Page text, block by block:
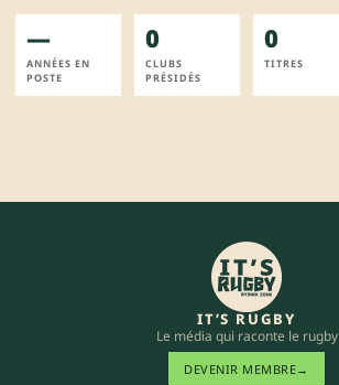
—
ANNÉES EN
POSTE
0
CLUBS
PRÉSIDÉS
0
TITRES
IT’S RUGBY
Le média qui raconte le rugby
DEVENIR MEMBRE→